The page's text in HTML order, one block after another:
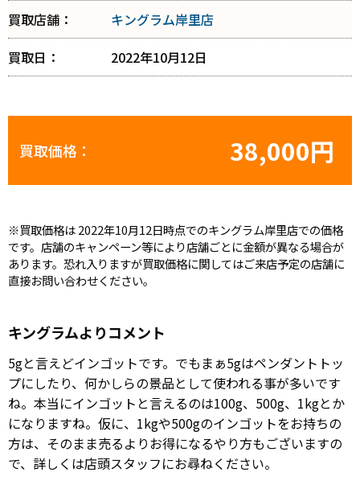
買取店舗：
キングラム岸里店
買取日：
2022年10月12日
買取価格： 38,000円
※買取価格は 2022年10月12日時点でのキングラム岸里店での価格
です。店舗のキャンペーン等により店舗ごとに金額が異なる場合が
あります。恐れ入りますが買取価格に関してはご来店予定の店舗に
直接お問い合わせください。
キングラムよりコメント
5gと言えどインゴットです。でもまぁ5gはペンダントトッ
プにしたり、何かしらの景品として使われる事が多いです
ね。本当にインゴットと言えるのは100g、500g、1kgとか
になりますね。仮に、1kgや500gのインゴットをお持ちの
方は、そのまま売るよりお得になるやり方もございますの
で、詳しくは店頭スタッフにお尋ねください。